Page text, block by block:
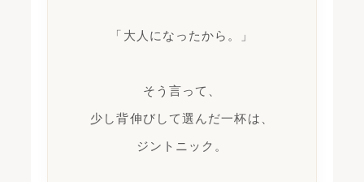
「大人になったから。」
そう言って、
少し背伸びして選んだ一杯は、
ジントニック。